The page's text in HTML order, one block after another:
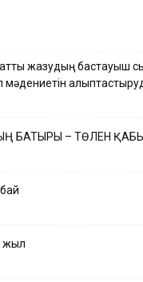
жазудың бастауыш
мәдениетін
БАТЫРЫ – ТӨЛЕН
жыл